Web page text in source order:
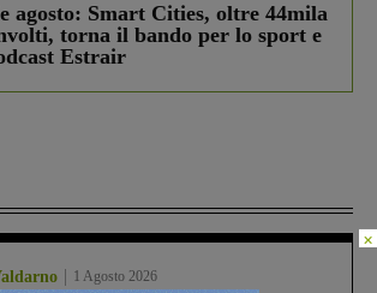
agosto: Smart Cities, oltre 44mila
torna il bando per lo sport e
Estrair
1 Agosto 2026
×